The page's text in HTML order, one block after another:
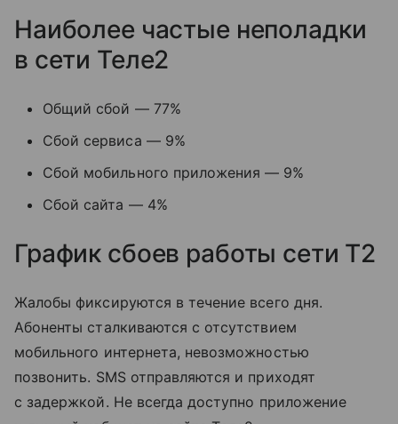
Наиболее частые неполадки
в сети Теле2
Общий сбой — 77%
Сбой сервиса — 9%
Сбой мобильного приложения — 9%
Сбой сайта — 4%
График сбоев работы сети T2
Жалобы фиксируются в течение всего дня.
Абоненты сталкиваются с отсутствием
мобильного интернета, невозможностью
позвонить. SMS отправляются и приходят
с задержкой. Не всегда доступно приложение